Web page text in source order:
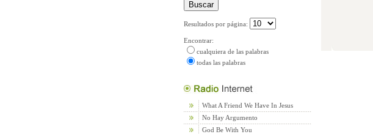
Resultados por página:
Encontrar:
cualquiera de las palabras
todas las palabras
What A Friend We Have In Jesus
No Hay Argumento
God Be With You